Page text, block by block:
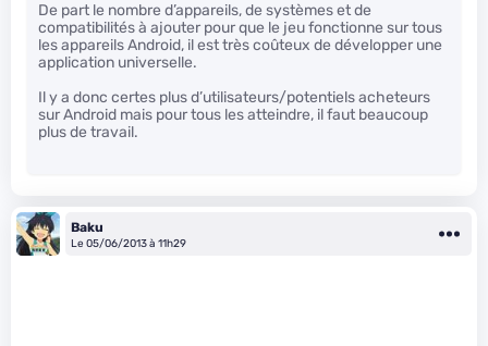
De part le nombre d’appareils, de systèmes et de
compatibilités à ajouter pour que le jeu fonctionne sur tous
les appareils Android, il est très coûteux de développer une
application universelle.
Il y a donc certes plus d’utilisateurs/potentiels acheteurs
sur Android mais pour tous les atteindre, il faut beaucoup
plus de travail.
Baku
Le 05/06/2013 à 11h29